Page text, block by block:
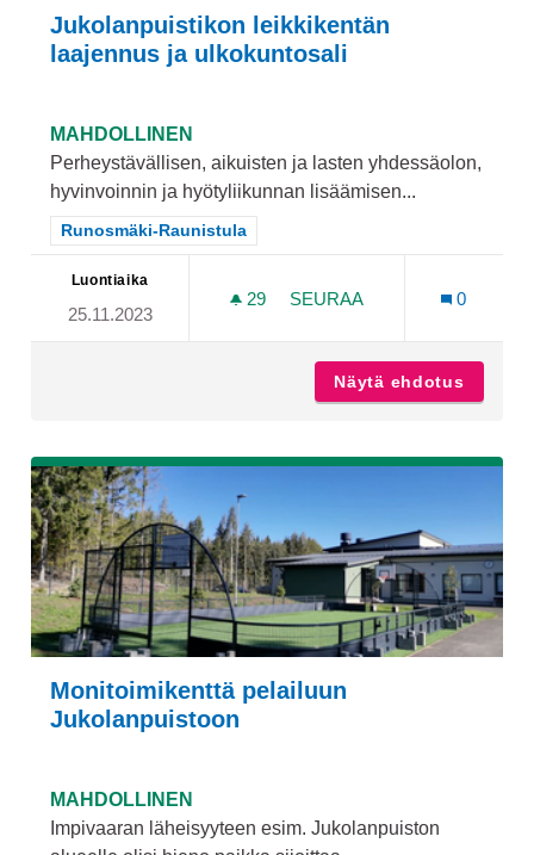
Jukolanpuistikon leikkikentän
laajennus ja ulkokuntosali
MAHDOLLINEN
Perheystävällisen, aikuisten ja lasten yhdessäolon,
hyvinvoinnin ja hyötyliikunnan lisäämisen...
Rajaa tulokset teeman mukaan: Runosmäki-Raunistula
Runosmäki-Raunistula
Luontiaika
25.11.2023
29 29 SEURAAJAA
SEURAA
0
Näytä ehdotus
Monitoimikenttä pelailuun
Jukolanpuistoon
MAHDOLLINEN
Impivaaran läheisyyteen esim. Jukolanpuiston